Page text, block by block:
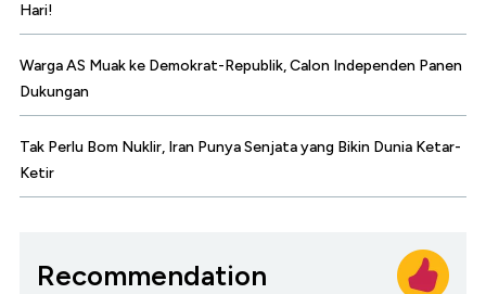
Hari!
Warga AS Muak ke Demokrat-Republik, Calon Independen Panen
Dukungan
Tak Perlu Bom Nuklir, Iran Punya Senjata yang Bikin Dunia Ketar-
Ketir
Recommendation